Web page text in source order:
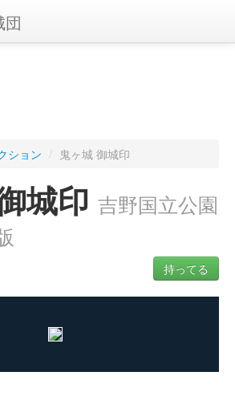
ション / 鬼ヶ城 御城印
城印 吉野国立公園
持ってる